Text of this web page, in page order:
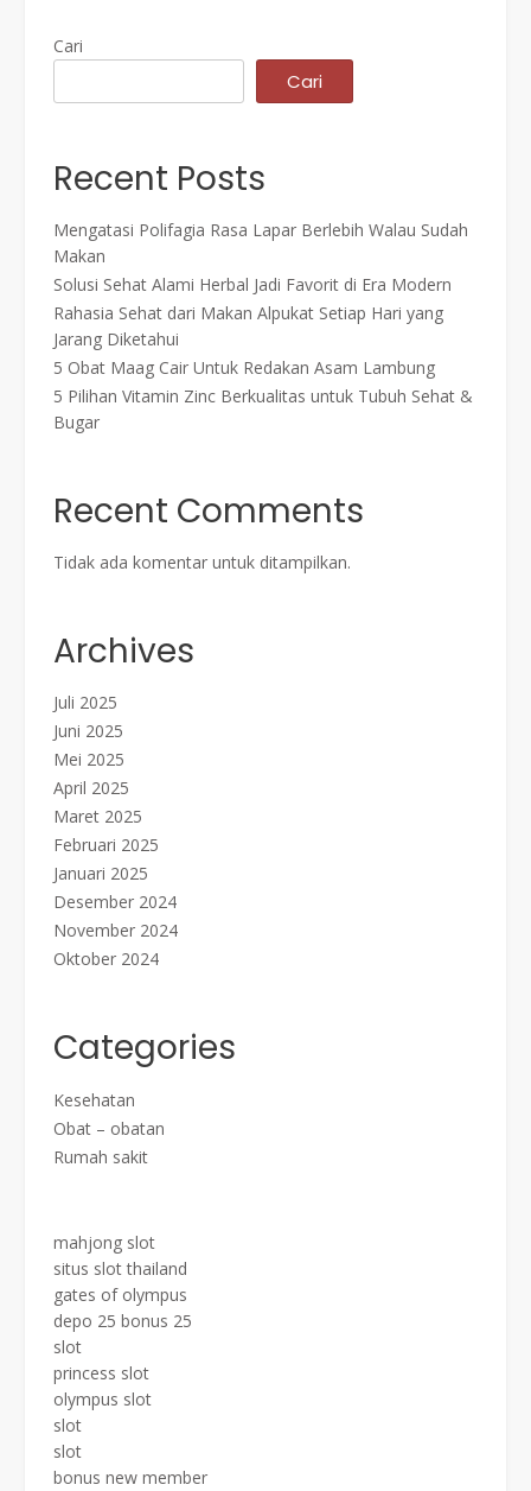
Cari
Cari
Recent Posts
Mengatasi Polifagia Rasa Lapar Berlebih Walau Sudah
Makan
Solusi Sehat Alami Herbal Jadi Favorit di Era Modern
Rahasia Sehat dari Makan Alpukat Setiap Hari yang
Jarang Diketahui
5 Obat Maag Cair Untuk Redakan Asam Lambung
5 Pilihan Vitamin Zinc Berkualitas untuk Tubuh Sehat &
Bugar
Recent Comments
Tidak ada komentar untuk ditampilkan.
Archives
Juli 2025
Juni 2025
Mei 2025
April 2025
Maret 2025
Februari 2025
Januari 2025
Desember 2024
November 2024
Oktober 2024
Categories
Kesehatan
Obat – obatan
Rumah sakit
mahjong slot
situs slot thailand
gates of olympus
depo 25 bonus 25
slot
princess slot
olympus slot
slot
slot
bonus new member